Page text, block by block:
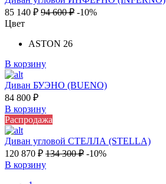
85 140 ₽ 94 600₽ -10%
Цвет
ASTON 26
В корзину
Диван БУЭНО (BUENO)
84 800 ₽
В корзину
Распродажа
Диван угловой СТЕЛЛА (STELLA)
120 870 ₽ 134 300₽ -10%
В корзину